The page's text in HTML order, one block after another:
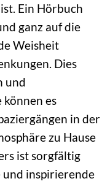
Ein Hörbuch
ganz auf die
Weisheit
Dies
und
es
in der
zu Hause
ist sorgfältig
und inspirierende